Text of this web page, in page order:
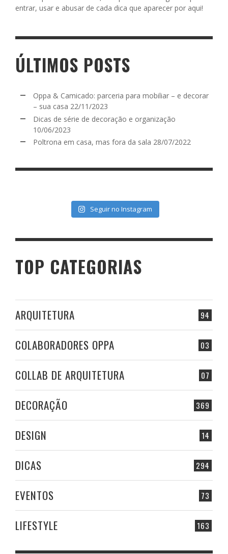
entrar, usar e abusar de cada dica que aparecer por aqui!
ÚLTIMOS POSTS
Oppa & Camicado: parceria para mobiliar – e decorar
– sua casa 22/11/2023
Dicas de série de decoração e organização
10/06/2023
Poltrona em casa, mas fora da sala 28/07/2022
Seguir no Instagram
TOP CATEGORIAS
94
ARQUITETURA
03
COLABORADORES OPPA
07
COLLAB DE ARQUITETURA
369
DECORAÇÃO
14
DESIGN
294
DICAS
73
EVENTOS
163
LIFESTYLE